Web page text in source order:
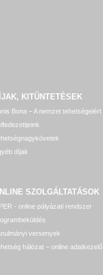
KITÜNTETÉSEK
Bona – A nemzet tehetségeiért
díjak
SZOLGÁLTATÁSOK
- online pályázati rendszer
versenyek
hálózat – online adatkezelő